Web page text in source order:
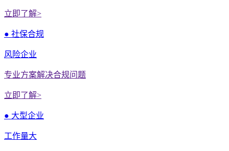
立即了解>
● 社保合规
风险企业
专业方案解决合规问题
立即了解>
● 大型企业
工作量大